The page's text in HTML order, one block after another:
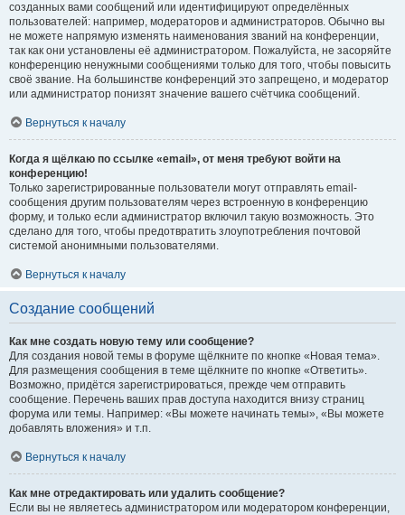
созданных вами сообщений или идентифицируют определённых
пользователей: например, модераторов и администраторов. Обычно вы
не можете напрямую изменять наименования званий на конференции,
так как они установлены её администратором. Пожалуйста, не засоряйте
конференцию ненужными сообщениями только для того, чтобы повысить
своё звание. На большинстве конференций это запрещено, и модератор
или администратор понизят значение вашего счётчика сообщений.
Вернуться к началу
Когда я щёлкаю по ссылке «email», от меня требуют войти на
конференцию!
Только зарегистрированные пользователи могут отправлять email-
сообщения другим пользователям через встроенную в конференцию
форму, и только если администратор включил такую возможность. Это
сделано для того, чтобы предотвратить злоупотребления почтовой
системой анонимными пользователями.
Вернуться к началу
Создание сообщений
Как мне создать новую тему или сообщение?
Для создания новой темы в форуме щёлкните по кнопке «Новая тема».
Для размещения сообщения в теме щёлкните по кнопке «Ответить».
Возможно, придётся зарегистрироваться, прежде чем отправить
сообщение. Перечень ваших прав доступа находится внизу страниц
форума или темы. Например: «Вы можете начинать темы», «Вы можете
добавлять вложения» и т.п.
Вернуться к началу
Как мне отредактировать или удалить сообщение?
Если вы не являетесь администратором или модератором конференции,